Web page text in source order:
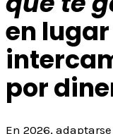
en
por
En 2026,